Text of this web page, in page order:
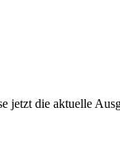
jetzt die aktuelle